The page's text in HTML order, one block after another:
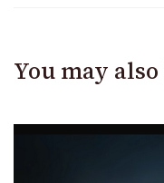
You may